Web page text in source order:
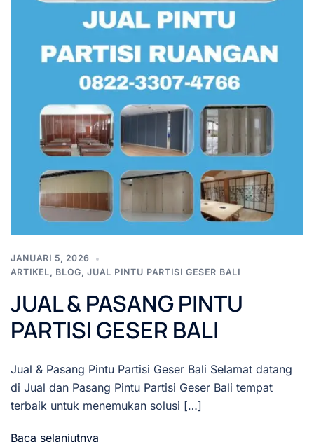
JANUARI 5, 2026
ARTIKEL, BLOG, JUAL PINTU PARTISI GESER BALI
JUAL & PASANG PINTU
PARTISI GESER BALI
Jual & Pasang Pintu Partisi Geser Bali Selamat datang
di Jual dan Pasang Pintu Partisi Geser Bali tempat
terbaik untuk menemukan solusi […]
Baca selanjutnya